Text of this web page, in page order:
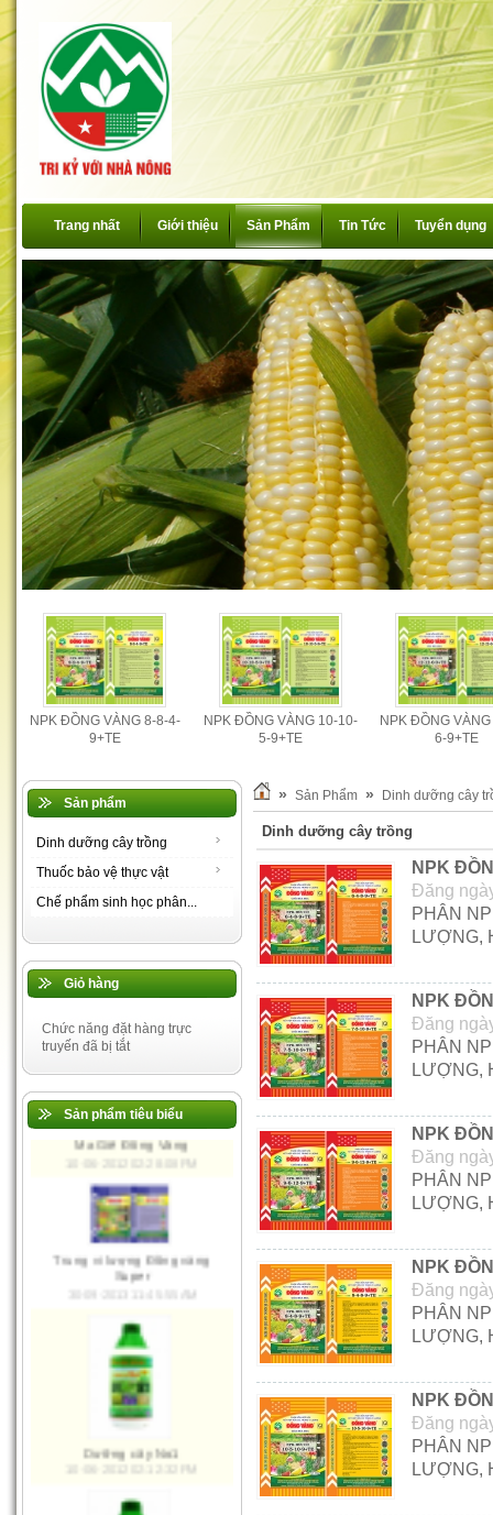
Trang nhất Giới thiệu Sản Phẩm Tin Tức Tuyển dụng
NPK ĐỒNG VÀNG 8-8-4-
9+TE
NPK ĐỒNG VÀNG 10-10-
5-9+TE
NPK ĐỒNG
6-9+TE
Sản phẩm
Dinh dưỡng cây trồng
Thuốc bảo vệ thực vật
Chế phẩm sinh học phân...
Giỏ hàng
Chức năng đặt hàng trực
truyến đã bị tắt
Sản phẩm tiêu biểu
30-09-2013 11:43:41 AM
Ma Giê Đồng Vàng
10-06-2012 02:28:08 PM
Super
30-09-2013 11:45:55 AM
Dưỡng cây No1
» Sản Phẩm » Dinh dưỡng cây
Dinh dưỡng cây trồng
NPK
Đăng
PHÂN
LƯỢNG,
NPK
Đăng
PHÂN
LƯỢNG,
NPK
Đăng
PHÂN
LƯỢNG,
NPK
Đăng
PHÂN
LƯỢNG,
NPK
Đăng
PHÂN
LƯỢNG,